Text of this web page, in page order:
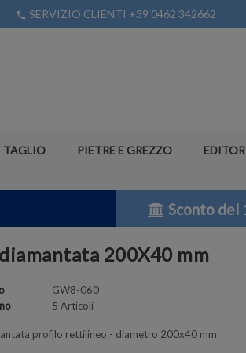
phone SERVIZIO CLIENTI +39 0462 342662
TAGLIO PIETRE E GREZZO
Sconto del
200X40 mm
GW8-060
5 Articoli
profilo rettilineo - diametro 200x40 mm